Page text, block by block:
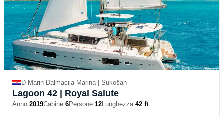
D-Marin Dalmacija Marina | Sukošan
Lagoon 42 | Royal Salute
Anno 2019Cabine 6Persone 12Lunghezza 42 ft